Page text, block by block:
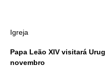
Igreja
Papa Leão XIV visitará
novembro